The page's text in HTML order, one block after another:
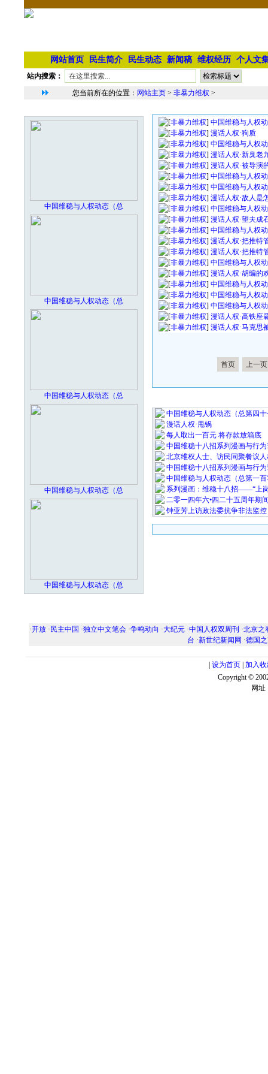
网站首页 民生简介 民生动态 新闻稿 维权经历 个人文
站内搜索：
您当前所在的位置： 网站主页 > 非暴力维权 >
中国维稳与人权动态（总
中国维稳与人权动态（总
中国维稳与人权动态（总
中国维稳与人权动态（总
中国维稳与人权动态（总
[非暴力维权] 中国维稳与人权
[非暴力维权] 漫话人权·狗质
[非暴力维权] 中国维稳与人权
[非暴力维权] 漫话人权·新臭老
[非暴力维权] 漫话人权·被导演
[非暴力维权] 中国维稳与人权
[非暴力维权] 中国维稳与人权
[非暴力维权] 漫话人权·敌人是
[非暴力维权] 中国维稳与人权
[非暴力维权] 漫话人权·望夫成
[非暴力维权] 中国维稳与人权
[非暴力维权] 漫话人权·把推特
[非暴力维权] 漫话人权·把推特
[非暴力维权] 中国维稳与人权
[非暴力维权] 漫话人权·胡编的
[非暴力维权] 中国维稳与人权
[非暴力维权] 中国维稳与人权
[非暴力维权] 中国维稳与人权
[非暴力维权] 漫话人权·高铁座
[非暴力维权] 漫话人权·马克思
首页 上一页
中国维稳与人权动态（总第四十
漫话人权·甩锅
每人取出一百元 将存款放箱底
中国维稳十八招系列漫画与行
北京维权人士、访民同聚餐议
中国维稳十八招系列漫画与行
中国维稳与人权动态（总第一
系列漫画：维稳十八招——“上
二零一四年六•四二十五周年期
钟亚芳上访政法委抗争非法监
·开放 · 民主中国 ·独立中文笔会 ·争鸣动向 ·大纪元 ·中国人权双周刊 ·北京之
台 ·新世纪新闻网 ·德国
设为首页 加入
Copyright ©
网址